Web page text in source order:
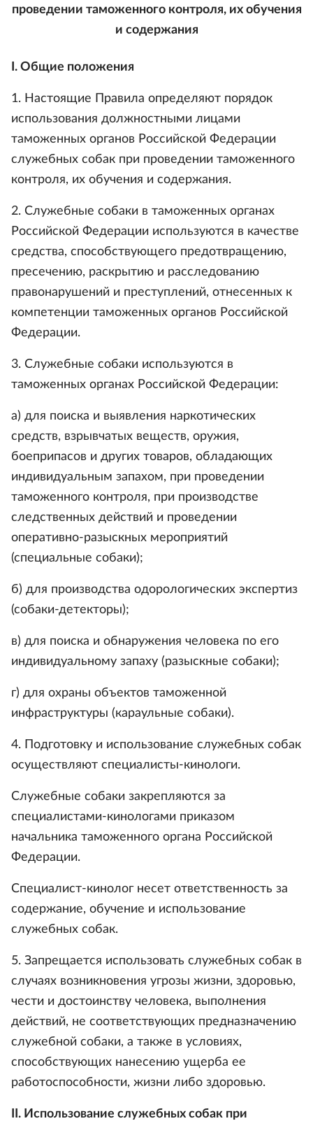
проведении таможенного контроля, их обучения
и содержания
I. Общие положения
1. Настоящие Правила определяют порядок
использования должностными лицами
таможенных органов Российской Федерации
служебных собак при проведении таможенного
контроля, их обучения и содержания.
2. Служебные собаки в таможенных органах
Российской Федерации используются в качестве
средства, способствующего предотвращению,
пресечению, раскрытию и расследованию
правонарушений и преступлений, отнесенных к
компетенции таможенных органов Российской
Федерации.
3. Служебные собаки используются в
таможенных органах Российской Федерации:
а) для поиска и выявления наркотических
средств, взрывчатых веществ, оружия,
боеприпасов и других товаров, обладающих
индивидуальным запахом, при проведении
таможенного контроля, при производстве
следственных действий и проведении
оперативно-разыскных мероприятий
(специальные собаки);
б) для производства одорологических экспертиз
(собаки-детекторы);
в) для поиска и обнаружения человека по его
индивидуальному запаху (разыскные собаки);
г) для охраны объектов таможенной
инфраструктуры (караульные собаки).
4. Подготовку и использование служебных собак
осуществляют специалисты-кинологи.
Служебные собаки закрепляются за
специалистами-кинологами приказом
начальника таможенного органа Российской
Федерации.
Специалист-кинолог несет ответственность за
содержание, обучение и использование
служебных собак.
5. Запрещается использовать служебных собак в
случаях возникновения угрозы жизни, здоровью,
чести и достоинству человека, выполнения
действий, не соответствующих предназначению
служебной собаки, а также в условиях,
способствующих нанесению ущерба ее
работоспособности, жизни либо здоровью.
II. Использование служебных собак при